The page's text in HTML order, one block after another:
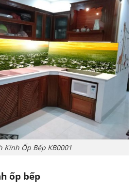
Kính Ốp Bếp KB0001
ốp bếp